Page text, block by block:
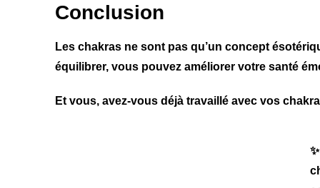
Conclusion
Les chakras ne sont pas qu’un concept
équilibrer, vous pouvez améliorer votre santé
Et vous, avez-vous déjà travaillé avec vos